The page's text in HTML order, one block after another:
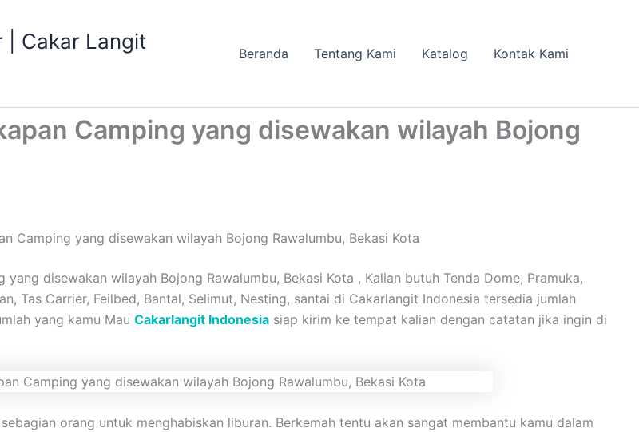
| Cakar Langit
Beranda Tentang Kami Katalog Kontak Kami
Camping yang disewakan wilayah Bojong
Camping yang disewakan wilayah Bojong Rawalumbu, Bekasi Kota
yang disewakan wilayah Bojong Rawalumbu, Bekasi Kota , Kalian butuh Tenda Dome, Pramuka,
Tas Carrier, Feilbed, Bantal, Selimut, Nesting, santai di Cakarlangit Indonesia tersedia jumlah
yang kamu Mau Cakarlangit Indonesia siap kirim ke tempat kalian dengan catatan jika ingin di
orang untuk menghabiskan liburan. Berkemah tentu akan sangat membantu kamu dalam